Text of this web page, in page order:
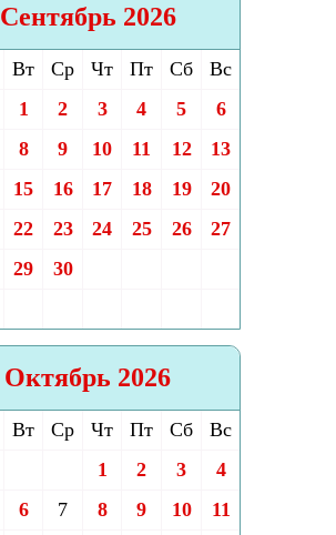
Сентябрь 2026
Вт Ср Чт Пт Сб
Вс
1 2 3 4 5
6
8 9 10 11 12
13
15 16 17 18 19
20
22 23 24 25 26
27
29 30
Октябрь 2026
Вт Ср Чт Пт Сб
Вс
1 2 3
4
6 7 8 9 10
11